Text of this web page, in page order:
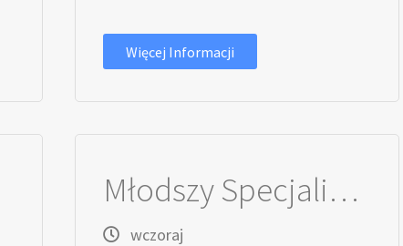
Więcej Informacji
Młodszy Specjalista / Młodsza Specjalistka ds. BHP
wczoraj